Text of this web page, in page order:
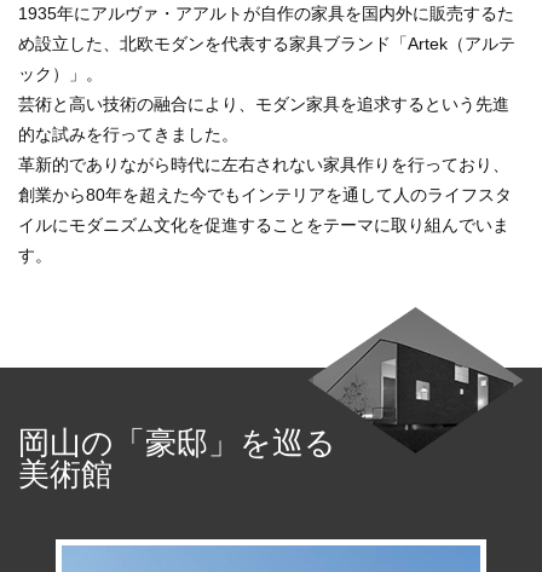
1935年にアルヴァ・アアルトが自作の家具を国内外に販売するた
め設立した、北欧モダンを代表する家具ブランド「Artek（アルテ
ック）」。
芸術と高い技術の融合により、モダン家具を追求するという先進
的な試みを行ってきました。
革新的でありながら時代に左右されない家具作りを行っており、
創業から80年を超えた今でもインテリアを通して人のライフスタ
イルにモダニズム文化を促進することをテーマに取り組んでいま
す。
岡山の「豪邸」を巡る
美術館